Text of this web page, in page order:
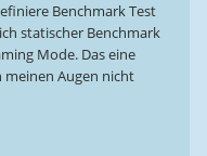
Benchmark Test
statischer Benchmark
Mode. Das eine
meinen Augen nicht